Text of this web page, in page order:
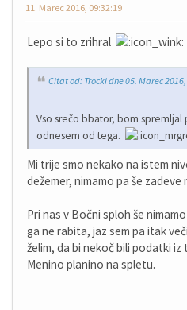
11. Marec 2016, 09:32:19
Lepo si to zrihral
Citat od: Trocki dne 05. Marec
Vso srečo bbator, bom
odnesem od tega.
Mi trije smo nekako na istem
dežemer, nimamo pa še
Pri nas v Bočni sploh še
ga ne rabita, jaz sem pa itak
želim, da bi nekoč bili podatki
Menino planino na spletu.